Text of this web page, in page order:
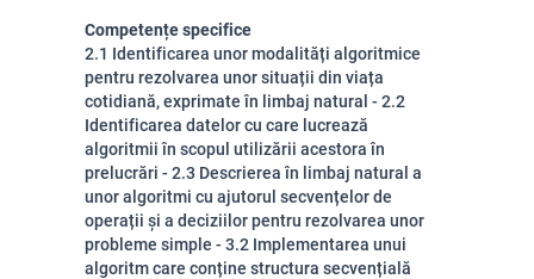
Competențe specifice
2.1 Identificarea unor modalități algoritmice
pentru rezolvarea unor situații din viața
cotidiană, exprimate în limbaj natural - 2.2
Identificarea datelor cu care lucrează
algoritmii în scopul utilizării acestora în
prelucrări - 2.3 Descrierea în limbaj natural a
unor algoritmi cu ajutorul secvențelor de
operații și a deciziilor pentru rezolvarea unor
probleme simple - 3.2 Implementarea unui
algoritm care conține structura secvențială